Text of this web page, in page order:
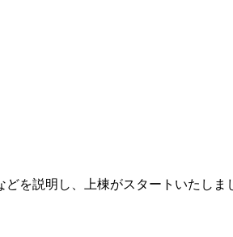
を説明し、上棟がスタートいたしま